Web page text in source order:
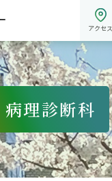
アクセス
病理診断科